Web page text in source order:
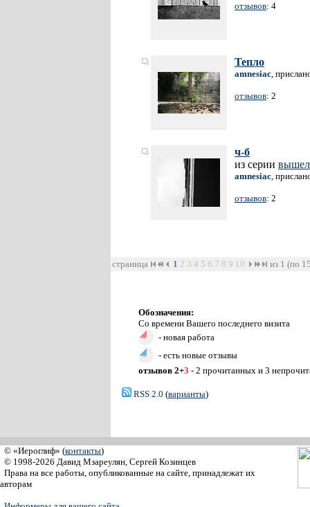
отзывов: 4
Тепло
amnesiac,
отзывов: 2
ч-б
из серии вышел
amnesiac,
отзывов: 2
страница 1 2 3 4 5 6 7 8 9 10 из 1 (по
Обозначения:
Со времени Вашего последнего визита
- новая работа
- есть новые отзывы
отзывов 2+3 - 2 прочитанных и 3
RSS 2.0 (варианты)
© «Иероглиф» (контакты)
© 1998-2026 Давид Мзареулян, Сергей Козинцев
Права на все работы, опубликованные на сайте, принадлежат их
авторам